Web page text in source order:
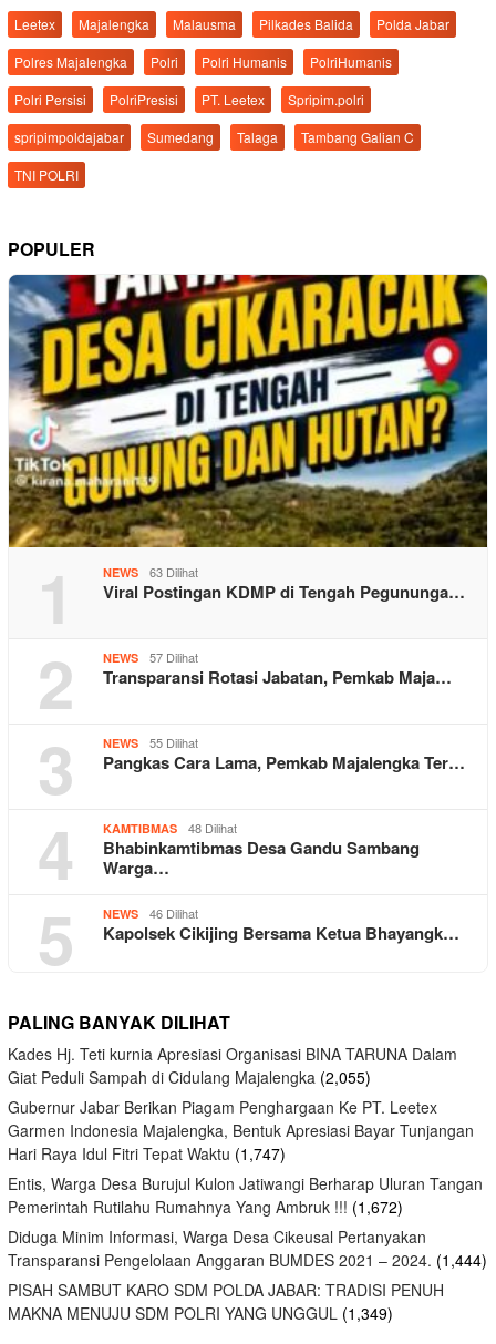
Leetex
Majalengka Malausma Pilkades Balida
Polda Jabar
Polres Majalengka
Polri Polri Humanis
PolriHumanis
Polri Persisi
PolriPresisi PT. Leetex
Spripim.polri
spripimpoldajabar
Sumedang Talaga
Tambang Galian C
TNI POLRI
POPULER
1 NEWS 63 Dilihat
Viral Postingan KDMP di Tengah Pegununga…
2 NEWS 57 Dilihat
Transparansi Rotasi Jabatan, Pemkab Maja…
3 NEWS 55 Dilihat
Pangkas Cara Lama, Pemkab Majalengka Ter…
4 KAMTIBMAS 48 Dilihat
Bhabinkamtibmas Desa Gandu Sambang
Warga…
5 NEWS 46 Dilihat
Kapolsek Cikijing Bersama Ketua Bhayangk…
PALING BANYAK DILIHAT
Kades Hj. Teti kurnia Apresiasi Organisasi BINA TARUNA Dalam
Giat Peduli Sampah di Cidulang Majalengka (2,055)
Gubernur Jabar Berikan Piagam Penghargaan Ke PT. Leetex
Garmen Indonesia Majalengka, Bentuk Apresiasi Bayar Tunjangan
Hari Raya Idul Fitri Tepat Waktu (1,747)
Entis, Warga Desa Burujul Kulon Jatiwangi Berharap Uluran Tangan
Pemerintah Rutilahu Rumahnya Yang Ambruk !!! (1,672)
Diduga Minim Informasi, Warga Desa Cikeusal Pertanyakan
Transparansi Pengelolaan Anggaran BUMDES 2021 – 2024. (1,444)
PISAH SAMBUT KARO SDM POLDA JABAR: TRADISI PENUH
MAKNA MENUJU SDM POLRI YANG UNGGUL (1,349)